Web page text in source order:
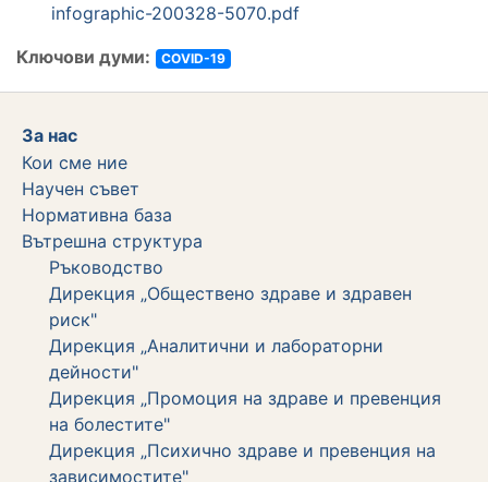
infographic-200328-5070.pdf
Ключови думи:
COVID-19
За нас
Кои сме ние
Научен съвет
Нормативна база
Вътрешна структура
Ръководство
Дирекция „Обществено здраве и здравен
риск"
Дирекция „Аналитични и лабораторни
дейности"
Дирекция „Промоция на здраве и превенция
на болестите"
Дирекция „Психично здраве и превенция на
зависимостите"